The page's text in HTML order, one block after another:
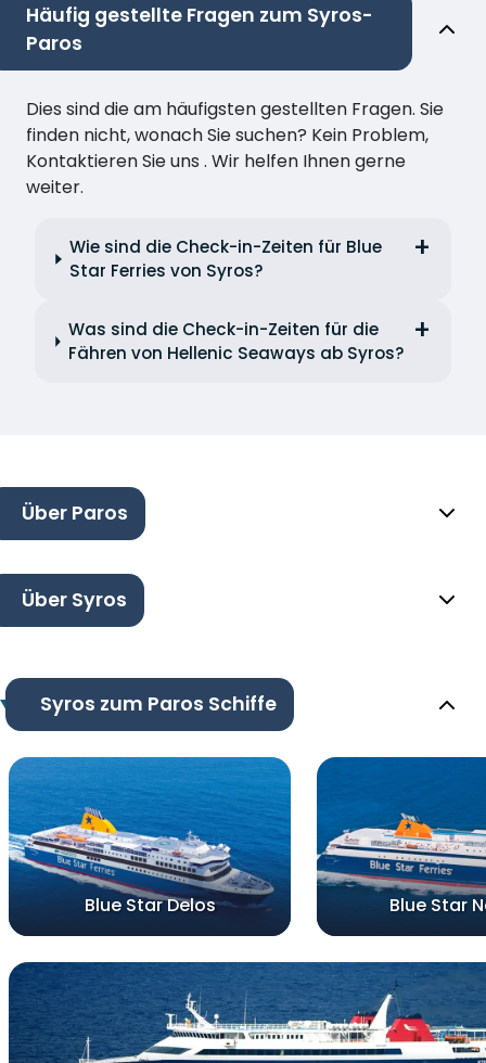
Häufig gestellte Fragen zum Syros-
Paros
Dies sind die am häufigsten gestellten Fragen. Sie
finden nicht, wonach Sie suchen? Kein Problem,
Kontaktieren Sie uns . Wir helfen Ihnen gerne
weiter.
Wie sind die Check-in-Zeiten für Blue
Star Ferries von Syros?
Was sind die Check-in-Zeiten für die
Fähren von Hellenic Seaways ab Syros?
Über Paros
Über Syros
Syros zum Paros Schiffe
Blue Star Delos Blue Star